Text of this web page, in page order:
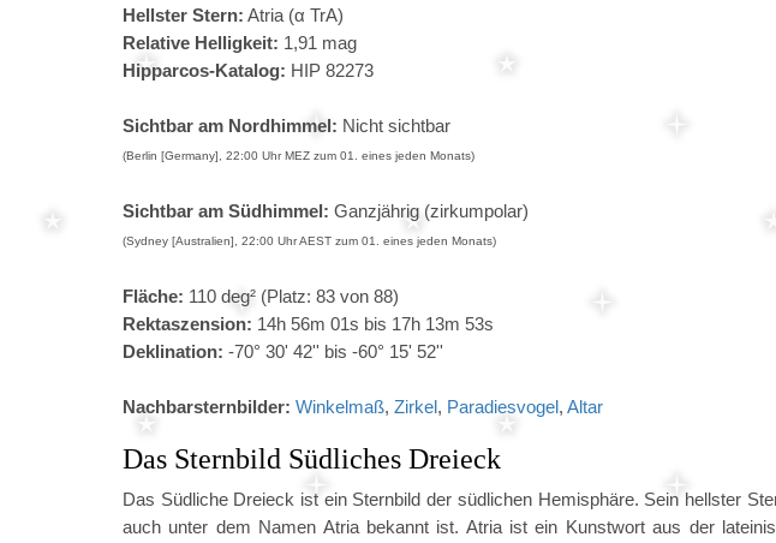
Hellster Stern: Atria (α TrA)
Relative Helligkeit: 1,91 mag
Hipparcos-Katalog: HIP 82273
Sichtbar am Nordhimmel: Nicht sichtbar
(Berlin [Germany], 22:00 Uhr MEZ zum 01. eines jeden Monats)
Sichtbar am Südhimmel: Ganzjährig (zirkumpolar)
(Sydney [Australien], 22:00 Uhr AEST zum 01. eines jeden Monats)
Fläche: 110 deg² (Platz: 83 von 88)
Rektaszension: 14h 56m 01s bis 17h 13m 53s
Deklination: -70° 30' 42'' bis -60° 15' 52''
Nachbarsternbilder: Winkelmaß, Zirkel, Paradiesvogel, Altar
Das Sternbild Südliches Dreieck
Das Südliche Dreieck ist ein Sternbild der südlichen Hemisphäre. Sein hellster
auch unter dem Namen Atria bekannt ist. Atria ist ein Kunstwort aus der